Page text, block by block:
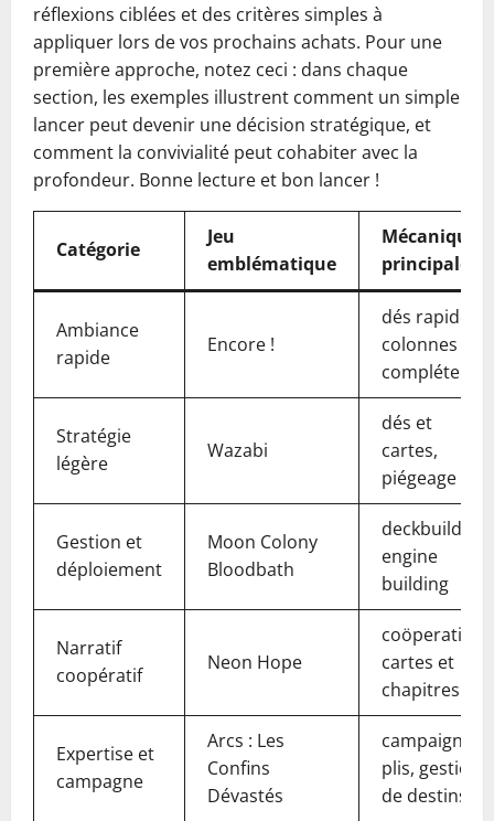
réflexions ciblées et des critères simples à
appliquer lors de vos prochains achats. Pour une
première approche, notez ceci : dans chaque
section, les exemples illustrent comment un simple
lancer peut devenir une décision stratégique, et
comment la convivialité peut cohabiter avec la
profondeur. Bonne lecture et bon lancer !
Catégorie
Jeu
emblématique
Mécanique
principale
Ambiance
rapide
Encore !
dés rapides,
colonnes à
compléter
Stratégie
légère
Wazabi
dés et
cartes,
piégeage
Gestion et
déploiement
Moon Colony
Bloodbath
deckbuilding,
engine
building
Narratif
coopératif
Neon Hope
coöperation,
cartes et
chapitres
Expertise et
campagne
Arcs : Les
Confins
Dévastés
campaign,
plis, gestion
de destins